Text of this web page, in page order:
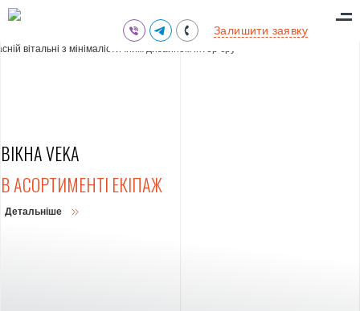
(095) 711-77-47
(097) 773-73-71
Залишити заявку
ВІКНА VEKA
В АСОРТИМЕНТІ ЕКІПАЖ
Детальніше